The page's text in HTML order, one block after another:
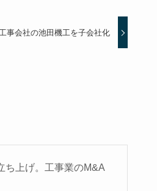
事会社の池田機工を子会社化
ち上げ。工事業のM&A